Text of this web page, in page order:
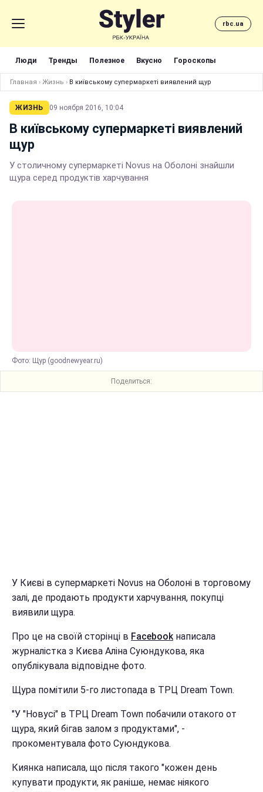
rbc.ua
Люди Тренды Полезное Вкусно Гороскопы
Главная › Жизнь › В київському супермаркеті виявлений щур
ЖИЗНЬ 09 ноября 2016, 10:04
В київському супермаркеті виявлений
щур
У столичному супермаркеті Novus на Оболоні знайшли
щура серед продуктів харчування
Фото: Щур (goodnewyear.ru)
Поделиться:
У Києві в супермаркеті Novus на Оболоні в торговому
залі, де продають продукти харчування, покупці
виявили щура.
Про це на своїй сторінці в Facebookнаписала
журналістка з Києва Аліна Суюндукова, яка
опублікувала відповідне фото.
Щура помітили 5-го листопада в ТРЦ Dream Town.
"У "Новусі" в ТРЦ Dream Town побачили отакого от
щура, який бігав залом з продуктами", -
прокоментувала фото Суюндукова.
Киянка написала, що після такого "кожен день
купувати продукти, як раніше, немає ніякого